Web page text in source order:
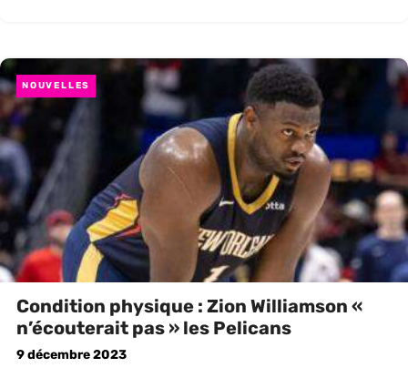
NOUVELLES
Condition physique : Zion Williamson «
n’écouterait pas » les Pelicans
9 décembre 2023